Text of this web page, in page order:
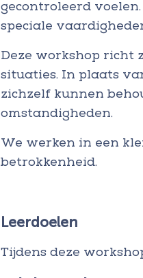
gecontroleerd
speciale
Deze workshop richt
situaties. In plaats
zichzelf kunnen
omstandigheden.
We werken in een
betrokkenheid.
Leerdoelen
Tijdens deze